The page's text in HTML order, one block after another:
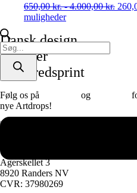
Products
search
kan
vælges
varesiden
650,00kr.-4.000,00kr.
mulighederDette
har
Mulighederne
vælges
Dansk design
Plakater
& lærredsprint
Følg os på og
nye Artdrops!
Agerskellet 3
8920 Randers NV
CVR: 37980269